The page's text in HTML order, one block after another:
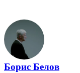
Борис Белов